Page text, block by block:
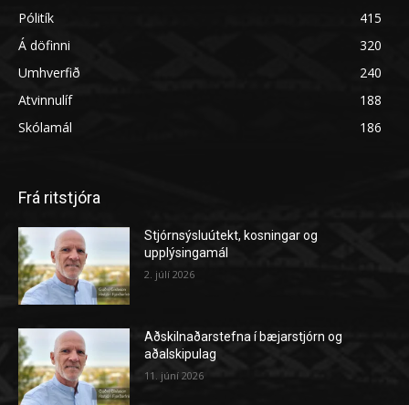
Pólitík
415
Á döfinni
320
Umhverfið
240
Atvinnulíf
188
Skólamál
186
Frá ritstjóra
Stjórnsýsluútekt, kosningar og
upplýsingamál
2. júlí 2026
Aðskilnaðarstefna í bæjarstjórn og
aðalskipulag
11. júní 2026